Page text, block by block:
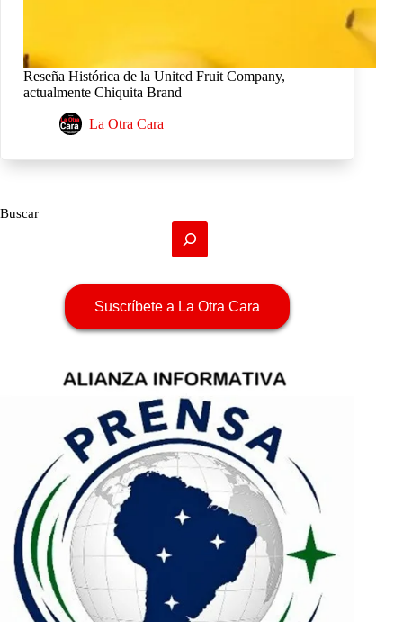
Reseña Histórica de la United Fruit Company,
actualmente Chiquita Brand
La Otra Cara
Buscar
Suscríbete a La Otra Cara